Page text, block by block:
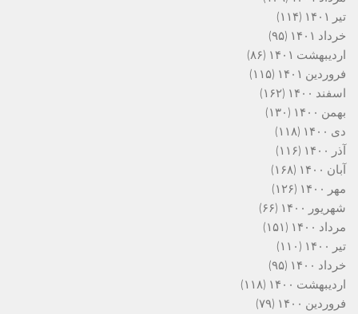
تیر ۱۴۰۱
(۱۱۴)
خرداد ۱۴۰۱
(۹۵)
اردیبهشت ۱۴۰۱
(۸۶)
فروردین ۱۴۰۱
(۱۱۵)
اسفند ۱۴۰۰
(۱۶۲)
بهمن ۱۴۰۰
(۱۳۰)
دی ۱۴۰۰
(۱۱۸)
آذر ۱۴۰۰
(۱۱۶)
آبان ۱۴۰۰
(۱۶۸)
مهر ۱۴۰۰
(۱۲۶)
شهریور ۱۴۰۰
(۶۶)
مرداد ۱۴۰۰
(۱۵۱)
تیر ۱۴۰۰
(۱۱۰)
خرداد ۱۴۰۰
(۹۵)
اردیبهشت ۱۴۰۰
(۱۱۸)
فروردین ۱۴۰۰
(۷۹)